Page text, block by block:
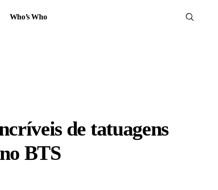
Who’s Who
de tatuagens
BTS